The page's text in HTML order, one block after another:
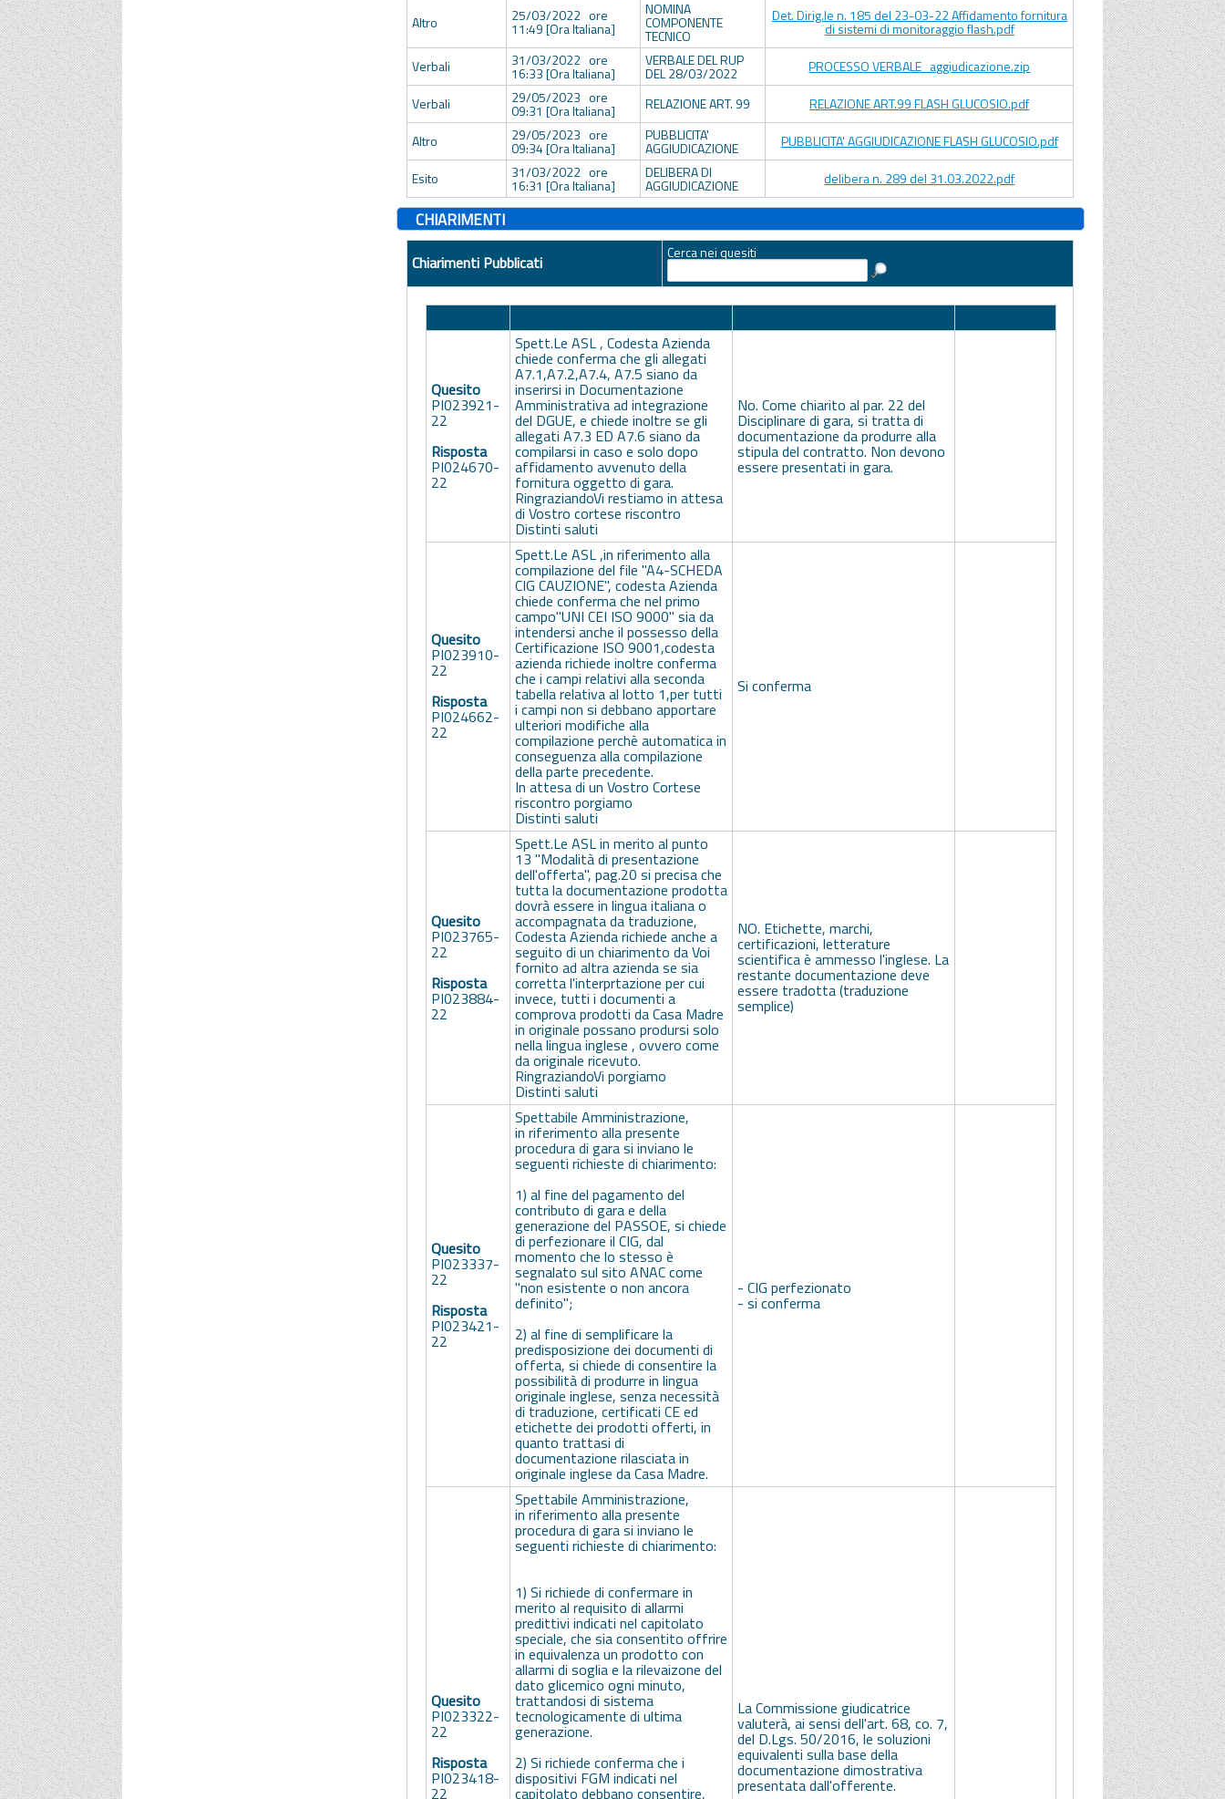
Altro 25/03/2022 ore
11:49 [Ora Italiana]
NOMINA
COMPONENTE
TECNICO
Det. Dirig.le n. 185 del 23-03-22 Affidamento fornitura
di sistemi di monitoraggio flash.pdf
Verbali
31/03/2022 ore
16:33 [Ora Italiana]
VERBALE DEL RUP
DEL 28/03/2022
PROCESSO VERBALE_aggiudicazione.zip
Verbali
29/05/2023 ore
09:31 [Ora Italiana] RELAZIONE ART. 99
RELAZIONE ART.99 FLASH GLUCOSIO.pdf
Altro
29/05/2023 ore
09:34 [Ora Italiana]
PUBBLICITA'
AGGIUDICAZIONE
PUBBLICITA' AGGIUDICAZIONE FLASH GLUCOSIO.pdf
Esito
31/03/2022 ore
16:31 [Ora Italiana]
DELIBERA DI
AGGIUDICAZIONE delibera n. 289 del 31.03.2022.pdf
CHIARIMENTI
Chiarimenti Pubblicati Cerca nei quesiti
Quesito
PI023921-
22
Risposta
PI024670-
22
Spett.Le ASL , Codesta Azienda
chiede conferma che gli allegati
A7.1,A7.2,A7.4, A7.5 siano da
inserirsi in Documentazione
Amministrativa ad integrazione
del DGUE, e chiede inoltre se gli
allegati A7.3 ED A7.6 siano da
compilarsi in caso e solo dopo
affidamento avvenuto della
fornitura oggetto di gara.
RingraziandoVi restiamo in attesa
di Vostro cortese riscontro
Distinti saluti
No. Come chiarito al par. 22 del
Disciplinare di gara, si tratta di
documentazione da produrre alla
stipula del contratto. Non devono
essere presentati in gara.
Quesito
PI023910-
22
Risposta
PI024662-
22
Spett.Le ASL ,in riferimento alla
compilazione del file "A4-SCHEDA
CIG CAUZIONE", codesta Azienda
chiede conferma che nel primo
campo"UNI CEI ISO 9000" sia da
intendersi anche il possesso della
Certificazione ISO 9001,codesta
azienda richiede inoltre conferma
che i campi relativi alla seconda
tabella relativa al lotto 1,per tutti
i campi non si debbano apportare
ulteriori modifiche alla
compilazione perchè automatica in
conseguenza alla compilazione
della parte precedente.
In attesa di un Vostro Cortese
riscontro porgiamo
Distinti saluti
Si conferma
Quesito
PI023765-
22
Risposta
PI023884-
22
Spett.Le ASL in merito al punto
13 "Modalità di presentazione
dell'offerta", pag.20 si precisa che
tutta la documentazione prodotta
dovrà essere in lingua italiana o
accompagnata da traduzione,
Codesta Azienda richiede anche a
seguito di un chiarimento da Voi
fornito ad altra azienda se sia
corretta l'interprtazione per cui
invece, tutti i documenti a
comprova prodotti da Casa Madre
in originale possano prodursi solo
nella lingua inglese , ovvero come
da originale ricevuto.
RingraziandoVi porgiamo
Distinti saluti
NO. Etichette, marchi,
certificazioni, letterature
scientifica è ammesso l'inglese. La
restante documentazione deve
essere tradotta (traduzione
semplice)
Quesito
PI023337-
22
Risposta
PI023421-
22
Spettabile Amministrazione,
in riferimento alla presente
procedura di gara si inviano le
seguenti richieste di chiarimento:
1) al fine del pagamento del
contributo di gara e della
generazione del PASSOE, si chiede
di perfezionare il CIG, dal
momento che lo stesso è
segnalato sul sito ANAC come
"non esistente o non ancora
definito";
2) al fine di semplificare la
predisposizione dei documenti di
offerta, si chiede di consentire la
possibilità di produrre in lingua
originale inglese, senza necessità
di traduzione, certificati CE ed
etichette dei prodotti offerti, in
quanto trattasi di
documentazione rilasciata in
originale inglese da Casa Madre.
- CIG perfezionato
- si conferma
Quesito
PI023322-
22
Risposta
PI023418-
22
Spettabile Amministrazione,
in riferimento alla presente
procedura di gara si inviano le
seguenti richieste di chiarimento:
1) Si richiede di confermare in
merito al requisito di allarmi
predittivi indicati nel capitolato
speciale, che sia consentito offrire
in equivalenza un prodotto con
allarmi di soglia e la rilevaizone del
dato glicemico ogni minuto,
trattandosi di sistema
tecnologicamente di ultima
generazione.
2) Si richiede conferma che i
dispositivi FGM indicati nel
capitolato debbano consentire,
La Commissione giudicatrice
valuterà, ai sensi dell'art. 68, co. 7,
del D.Lgs. 50/2016, le soluzioni
equivalenti sulla base della
documentazione dimostrativa
presentata dall'offerente.